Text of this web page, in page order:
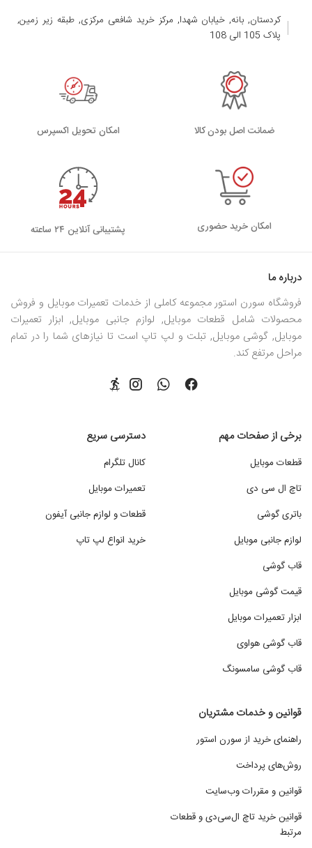
کردستان, بانه, خیابان شهدا, مرکز خرید شافعی مرکزی, طبقه زیر زمین,
پلاک 105 الی 108
ضمانت اصل بودن کالا اﻣﮑﺎن ﺗﺤﻮﯾﻞ اﮐﺴﭙﺮس
امکان خرید حضوری پشتیبانی آنلاین ۲۴ ساعته
درباره ما
فروشگاه سورن استور مجموعه کاملی از خدمات تعمیرات موبایل و فروش
محصولات شامل قطعات موبایل, لوازم جانبی موبایل, ابزار تعمیرات
موبایل, گوشی موبایل, تبلت و لپ تاپ است تا نیازهای شما را در تمام
مراحل مرتفع کند.
برخی از صفحات مهم
قطعات موبایل
تاچ ال سی دی
باتری گوشی
لوازم جانبی موبایل
قاب گوشی
قیمت گوشی موبایل
ابزار تعمیرات موبایل
قاب گوشی هواوی
قاب گوشی سامسونگ
دسترسی سریع
کانال تلگرام
تعمیرات موبایل
قطعات و لوازم جانبی آیفون
خرید انواع لپ تاپ
قوانین و خدمات مشتریان
راهنمای خرید از سورن استور
روش‌های پرداخت
قوانین و مقررات وب‌سایت
قوانین خرید تاچ ال‌سی‌دی و قطعات
مرتبط